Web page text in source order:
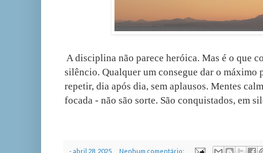
A disciplina não parece heróica. Mas é o que
silêncio. Qualquer um consegue dar o máximo
repetir, dia após dia, sem aplausos. Mentes
focada - não são sorte. São conquistados, em
- abril 28, 2025 Nenhum comentário: